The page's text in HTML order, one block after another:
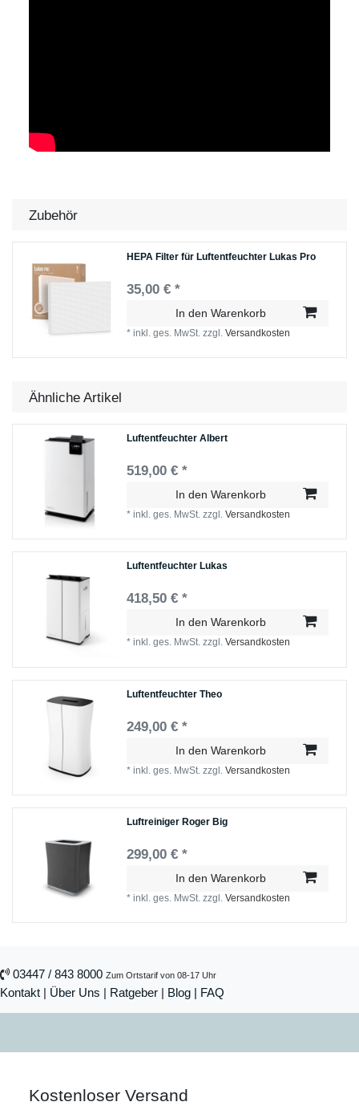
Zubehör
HEPA Filter für Luftentfeuchter Lukas Pro
35,00 € *
In den Warenkorb
*inkl. ges. MwSt. zzgl.Versandkosten
Ähnliche Artikel
Luftentfeuchter Albert
519,00 € *
In den Warenkorb
*inkl. ges. MwSt. zzgl.Versandkosten
Luftentfeuchter Lukas
418,50 € *
In den Warenkorb
*inkl. ges. MwSt. zzgl.Versandkosten
Luftentfeuchter Theo
249,00 € *
In den Warenkorb
*inkl. ges. MwSt. zzgl.Versandkosten
Luftreiniger Roger Big
299,00 € *
In den Warenkorb
*inkl. ges. MwSt. zzgl.Versandkosten
03447 / 843 8000 Zum Ortstarif von 08-17 Uhr
Kontakt | Über Uns | Ratgeber | Blog | FAQ
Kostenloser Versand